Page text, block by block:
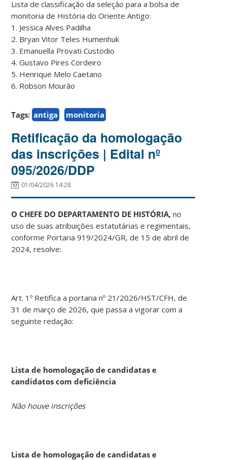
Lista de classificação da seleção para a bolsa de
monitoria de História do Oriente Antigo:
1. Jessica Alves Padilha
2. Bryan Vitor Teles Humenhuk
3. Emanuella Provati Custodio
4. Gustavo Pires Cordeiro
5. Henrique Melo Caetano
6. Robson Mourão
Tags: antiga monitoria
Retificação da homologação
das inscrições | Edital nº
095/2026/DDP
01/04/2026 14:28
O CHEFE DO DEPARTAMENTO DE HISTÓRIA,no
uso de suas atribuições estatutárias e regimentais,
conforme Portaria 919/2024/GR, de 15 de abril de
2024, resolve:
Art. 1º Retifica a portaria nº 21/2026/HST/CFH, de
31 de março de 2026, que passa a vigorar com a
seguinte redação:
Lista de homologação de candidatas e
candidatos com deficiência
Não houve inscrições
Lista de homologação de candidatas e